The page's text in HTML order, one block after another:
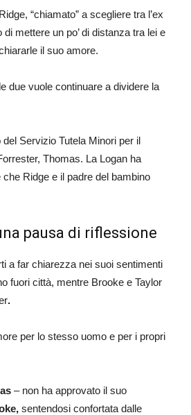
“chiamato” a scegliere tra l’ex
mettere un po’ di distanza tra lei e
il suo amore.
due vuole continuare a dividere la
del Servizio Tutela Minori per il
Thomas. La Logan ha
Ridge e il padre del bambino
pausa di riflessione
a far chiarezza nei suoi sentimenti
fuori città, mentre Brooke e Taylor
.
per lo stesso uomo e per i propri
– non ha approvato il suo
sentendosi confortata dalle